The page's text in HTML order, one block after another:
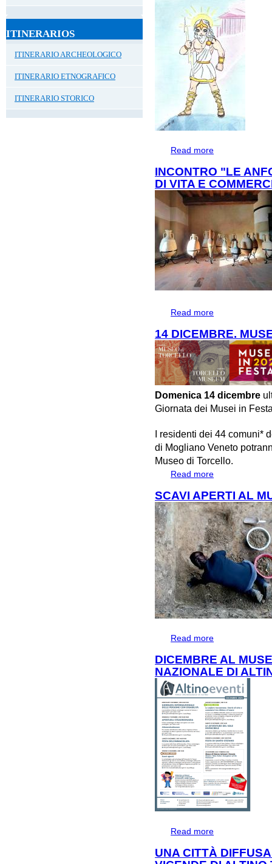
ITINERARIOS
ITINERARIO ARCHEOLOGICO
ITINERARIO ETNOGRAFICO
ITINERARIO STORICO
Read more
INCONTRO "LE
DI VITA E
Read more
14 DICEMBRE.
Domenica 14 dicembre
Giornata dei Musei in
I residenti dei 44 comuni*
di Mogliano Veneto
Museo di Torcello.
Read more
SCAVI APERTI AL
Read more
DICEMBRE AL
NAZIONALE DI
Read more
UNA CITTÀ